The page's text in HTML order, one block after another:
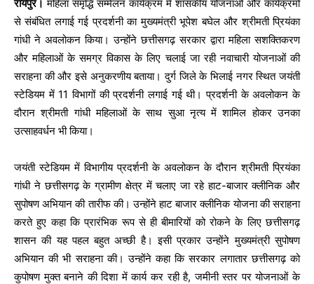
रायपुर। महिला समृद्धि सम्मेलन कार्यक्रम में शासकीय योजनाओं और कार्यक्रमों
से संबंधित लगाई गई प्रदर्शनी का मुख्यमंत्री भूपेश बघेल और श्रीमती प्रियंका
गांधी ने अवलोकन किया। उन्होंने छत्तीसगढ़ सरकार द्वारा महिला सशक्तिकरण
और महिलाओं के समग्र विकास के लिए चलाई जा रही नवाचारी योजनाओं की
सराहना की और इसे अनुकरणीय बताया। दुर्ग जिले के भिलाई नगर स्थित जयंती
स्टेडियम में 11 विभागों की प्रदर्शनी लगाई गई थी। प्रदर्शनी के अवलोकन के
दौरान श्रीमती गांधी महिलाओं के साथ सुआ नृत्य में शामिल होकर उनका
उत्साहवर्धन भी किया।
जयंती स्टेडियम में विभागीय प्रदर्शनी के अवलोकन के दौरान श्रीमती प्रियंका
गांधी ने छत्तीसगढ़ के ग्रामीण क्षेत्र में चलाए जा रहे हाट-बाजार क्लीनिक और
सुपोषण अभियान की तारीफ की। उन्होंने हाट बाजार क्लीनिक योजना की सराहना
करते हुए कहा कि प्रारंभिक रूप से ही बीमारियों को रोकने के लिए छत्तीसगढ़
शासन की यह पहल बहुत अच्छी है। इसी प्रकार उन्होंने मुख्यमंत्री सुपोषण
अभियान की भी सराहना की। उन्होंने कहा कि सरकार लगातार छत्तीसगढ़ को
कुपोषण मुक्त बनाने की दिशा में कार्य कर रही है, जमीनी स्तर पर योजनाओं के